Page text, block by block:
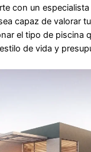
con un
capaz de valorar
el tipo de piscina
de vida y